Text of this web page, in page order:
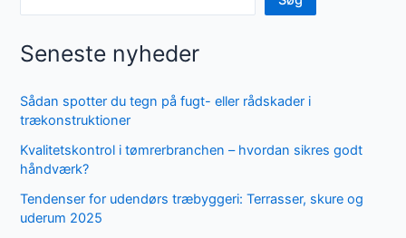
Seneste nyheder
Sådan spotter du tegn på fugt- eller rådskader i
trækonstruktioner
Kvalitetskontrol i tømrerbranchen – hvordan sikres godt
håndværk?
Tendenser for udendørs træbyggeri: Terrasser, skure og
uderum 2025